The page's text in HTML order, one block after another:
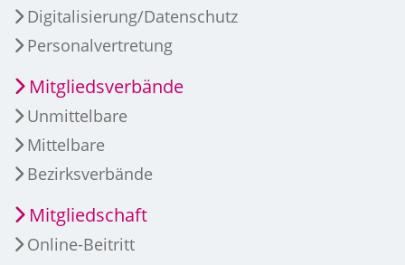
Digitalisierung/Datenschutz
Personalvertretung
Mitgliedsverbände
Unmittelbare
Mittelbare
Bezirksverbände
Mitgliedschaft
Online-Beitritt